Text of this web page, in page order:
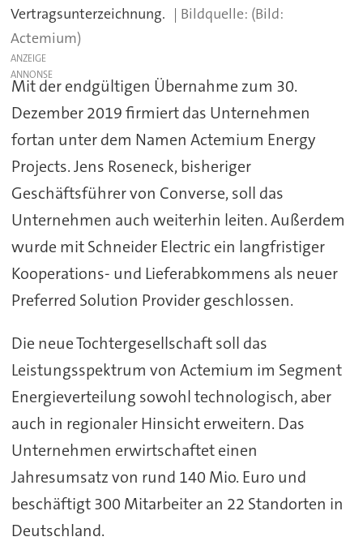
Vertragsunterzeichnung.
(Bild:
Actemium)
ANZEIGE
Mit der endgültigen Übernahme zum 30.
Dezember 2019 firmiert das Unternehmen
fortan unter dem Namen Actemium Energy
Projects. Jens Roseneck, bisheriger
Geschäftsführer von Converse, soll das
Unternehmen auch weiterhin leiten. Außerdem
wurde mit Schneider Electric ein langfristiger
Kooperations- und Lieferabkommens als neuer
Preferred Solution Provider geschlossen.
Die neue Tochtergesellschaft soll das
Leistungsspektrum von Actemium im Segment
Energieverteilung sowohl technologisch, aber
auch in regionaler Hinsicht erweitern. Das
Unternehmen erwirtschaftet einen
Jahresumsatz von rund 140 Mio. Euro und
beschäftigt 300 Mitarbeiter an 22 Standorten in
Deutschland.